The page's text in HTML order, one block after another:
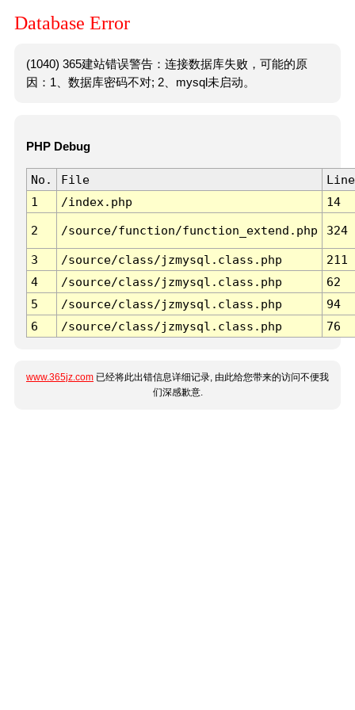
Database Error
(1040) 365建站错误警告：连接数据库失败，可能的原
因：1、数据库密码不对; 2、mysql未启动。
PHP Debug
No. File
Line
1
/index.php 14
2 /source/function/function_extend.php 324
3 /source/class/jzmysql.class.php
211
4
/source/class/jzmysql.class.php
62
5
/source/class/jzmysql.class.php
94
6
/source/class/jzmysql.class.php 76
www.365jz.com 已经将此出错信息详细记录, 由此给您带来的访问不便我
们深感歉意.